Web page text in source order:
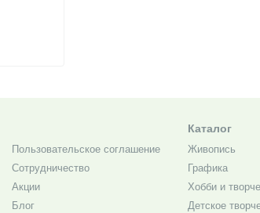
Пользовательское соглашение
Сотрудничество
Акции
Блог
Каталог
Живопись
Графика
Хобби и
Детское